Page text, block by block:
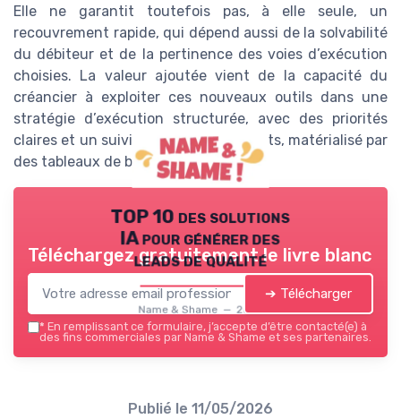
Elle ne garantit toutefois pas, à elle seule, un
recouvrement rapide, qui dépend aussi de la solvabilité
du débiteur et de la pertinence des voies d’exécution
choisies. La valeur ajoutée vient de la capacité du
créancier à exploiter ces nouveaux outils dans une
stratégie d’exécution structurée, avec des priorités
claires et un suivi régulier des résultats, matérialisé par
des tableaux de bord opérationnels.
TOP 10 des solutions
IA pour générer des
leads de qualité
Name & Shame — 2026
Téléchargez gratuitement le livre blanc
➔ Télécharger
* En remplissant ce formulaire, j’accepte d’être contacté(e) à
des fins commerciales par Name & Shame et ses partenaires.
Publié le 11/05/2026